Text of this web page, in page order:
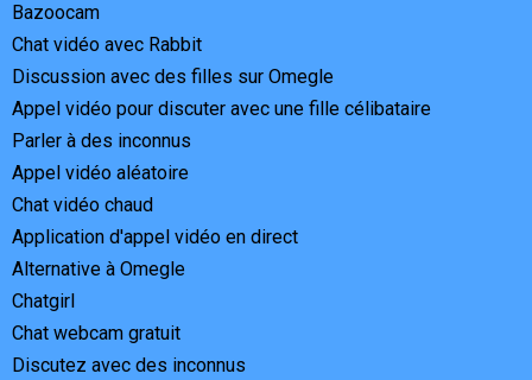
Bazoocam
Chat vidéo avec Rabbit
Discussion avec des filles sur Omegle
Appel vidéo pour discuter avec une fille célibataire
Parler à des inconnus
Appel vidéo aléatoire
Chat vidéo chaud
Application d'appel vidéo en direct
Alternative à Omegle
Chatgirl
Chat webcam gratuit
Discutez avec des inconnus